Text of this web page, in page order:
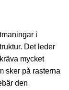
i
Det leder
mycket
sker på rasterna
den